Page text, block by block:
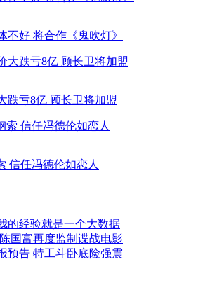
好 将合作《鬼吹灯》
跌亏8亿 顾长卫将加盟
信任冯德伦如恋人